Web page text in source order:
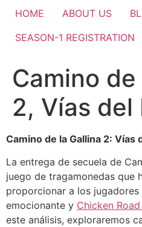
HOME ABOUT US
SEASON-1 REGISTRATION
Camino
2, Vías del
Camino de la Gallina 2: Vías
La entrega de secuela de
juego de tragamonedas que
proporcionar a los jugadores
emocionante y Chicken
este análisis, exploraremos